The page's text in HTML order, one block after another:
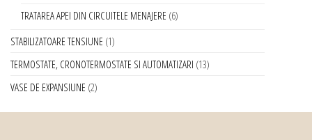
TRATAREA APEI DIN CIRCUITELE MENAJERE 6
STABILIZATOARE TENSIUNE 1
TERMOSTATE, CRONOTERMOSTATE SI AUTOMATIZARI 13
VASE DE EXPANSIUNE 2